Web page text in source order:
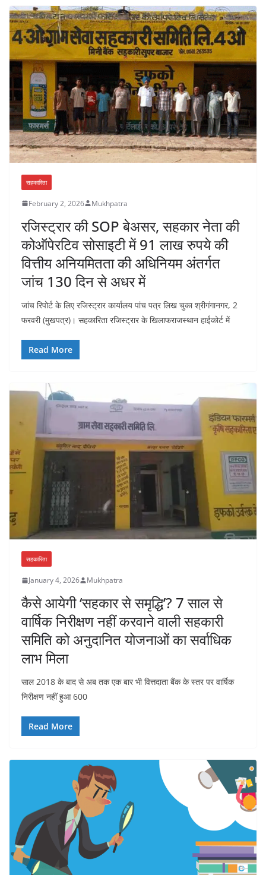
सहकारिता
February 2, 2026 Mukhpatra
रजिस्ट्रार की SOP बेअसर, सहकार नेता की
कोऑपेरटिव सोसाइटी में 91 लाख रुपये की
वित्तीय अनियमितता की अधिनियम अंतर्गत
जांच 130 दिन से अधर में
जांच रिपोर्ट के लिए रजिस्ट्रार कार्यालय पांच पत्र लिख चुका श्रीगंगानगर, 2
फरवरी (मुखपत्र)। सहकारिता रजिस्ट्रार के खिलाफराजस्थान हाईकोर्ट में
Read More
सहकारिता
January 4, 2026 Mukhpatra
कैसे आयेगी ‘सहकार से समृद्धि’? 7 साल से
वार्षिक निरीक्षण नहीं करवाने वाली सहकारी
समिति को अनुदानित योजनाओं का सर्वाधिक
लाभ मिला
साल 2018 के बाद से अब तक एक बार भी वित्तदाता बैंक के स्तर पर वार्षिक
निरीक्षण नहीं हुआ 600
Read More